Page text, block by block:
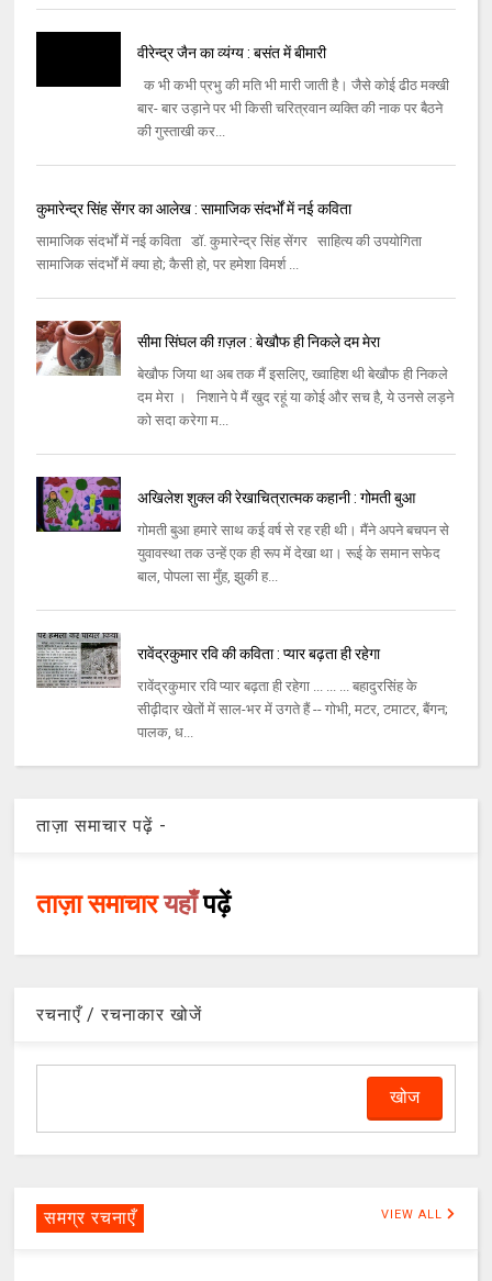
वीरेन्द्र जैन का व्यंग्य : बसंत में बीमारी
क भी कभी प्रभु की मति भी मारी जाती है। जैसे कोई ढीठ मक्‍खी
बार- बार उड़ाने पर भी किसी चरित्रवान व्‍यक्‍ति की नाक पर बैठने
की गुस्‍ताखी कर...
कुमारेन्द्र सिंह सेंगर का आलेख : सामाजिक संदर्भों में नई कविता
सामाजिक संदर्भों में नई कविता डॉ. कुमारेन्द्र सिंह सेंगर साहित्य की उपयोगिता
सामाजिक संदर्भों में क्या हो; कैसी हो, पर हमेशा विमर्श ...
सीमा सिंघल की ग़ज़ल : बेखौफ ही निकले दम मेरा
बेखौफ जिया था अब तक मैं इसलिए, ख्‍वाहिश थी बेखौफ ही निकले
दम मेरा । निशाने पे मैं खुद रहूं या कोई और सच है, ये उनसे लड़ने
को सदा करेगा म...
अखिलेश शुक्ल की रेखाचित्रात्मक कहानी : गोमती बुआ
गोमती बुआ हमारे साथ कई वर्ष से रह रही थी। मैंने अपने बचपन से
युवावस्था तक उन्हें एक ही रूप में देखा था। रूई के समान सफेद
बाल, पोपला सा मुँह, झुकी ह...
रावेंद्रकुमार रवि की कविता : प्यार बढ़ता ही रहेगा
रावेंद्रकुमार रवि प्यार बढ़ता ही रहेगा ... ... ... बहादुरसिंह के
सीढ़ीदार खेतों में साल-भर में उगते हैं -- गोभी, मटर, टमाटर, बैंगन;
पालक, ध...
ताज़ा समाचार पढ़ें -
ताज़ा समाचारयहाँपढ़ें
रचनाएँ / रचनाकार खोजें
समग्र रचनाएँ VIEW ALL